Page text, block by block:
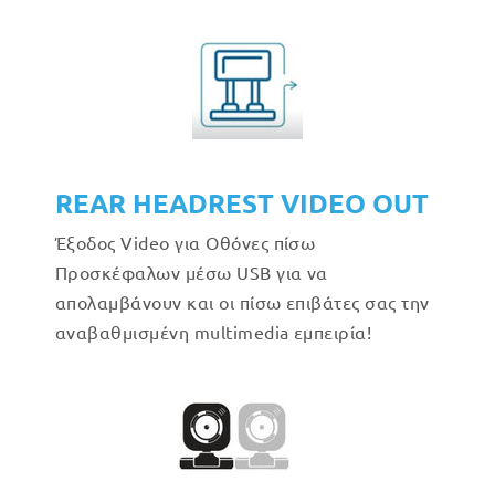
REAR HEADREST VIDEO OUT
Έξοδος Video για Οθόνες πίσω
Προσκέφαλων μέσω USB για να
απολαμβάνουν και οι πίσω επιβάτες σας την
αναβαθμισμένη multimedia εμπειρία!